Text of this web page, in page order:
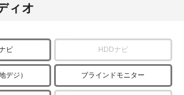
ィオ
ビ HDDナビ
デジ） ブラインドモニター